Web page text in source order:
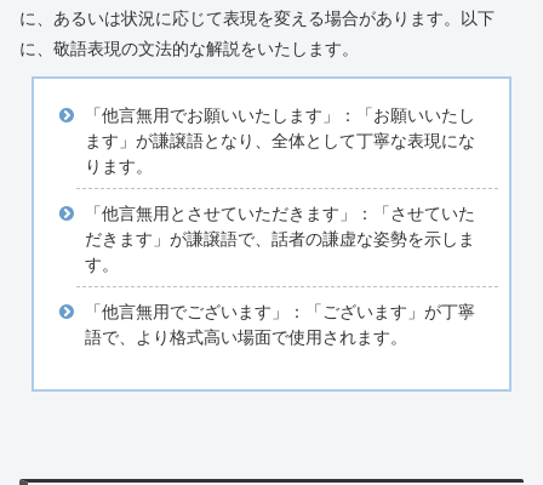
に、あるいは状況に応じて表現を変える場合があります。以下
に、敬語表現の文法的な解説をいたします。
「他言無用でお願いいたします」：「お願いいたし
ます」が謙譲語となり、全体として丁寧な表現にな
ります。
「他言無用とさせていただきます」：「させていた
だきます」が謙譲語で、話者の謙虚な姿勢を示しま
す。
「他言無用でございます」：「ございます」が丁寧
語で、より格式高い場面で使用されます。